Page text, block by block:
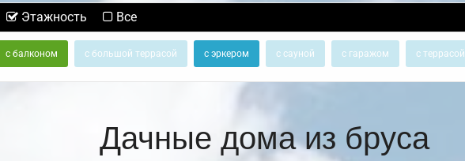
Этажность Все
с балконом с большой террасой с эркером с сауной с гаражом с террасой
Дачные дома из бруса